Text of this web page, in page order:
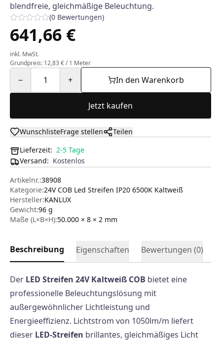
blendfreie, gleichmäßige Beleuchtung.
(0 Bewertungen)
641,66 €
inkl. MwSt.
Grundpreis: 12,83 € / 1 Meter
− 1 + In den Warenkorb
Jetzt kaufen
WunschlisteFrage stellen
Teilen
Lieferzeit: 2-5 Tage
Versand: Kostenlos
Artikelnr.:38908
Kategorie:24V COB Led Streifen IP20 6500K Kaltweiß
Hersteller:KANLUX
Gewicht:96 g
Maße (L×B×H):50.000 × 8 × 2 mm
Beschreibung Eigenschaften Bewertungen (0)
Der LED Streifen 24V Kaltweiß COB bietet eine
professionelle Beleuchtungslösung mit
außergewöhnlicher Lichtleistung und
Energieeffizienz. Lichtstrom von 1050lm/m liefert
dieser LED-Streifen brillantes, gleichmäßiges Licht